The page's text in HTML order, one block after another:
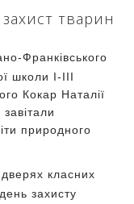
тварин
Франківського
школи І-ІІІ
Кокар Наталії
природного
класних
захисту